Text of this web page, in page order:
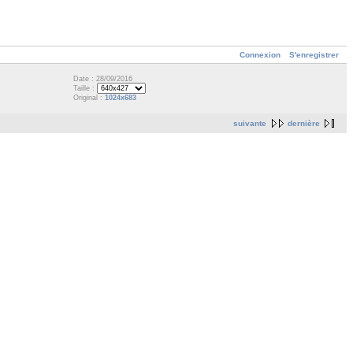
Connexion S'enregistrer
Date : 28/09/2016
Taille :
Original : 1024x683
suivante dernière